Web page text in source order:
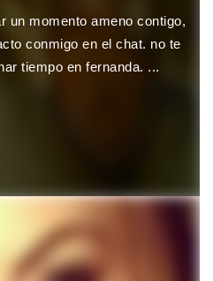
un momento ameno contigo,
conmigo en el chat. no te
tiempo en fernanda. ...